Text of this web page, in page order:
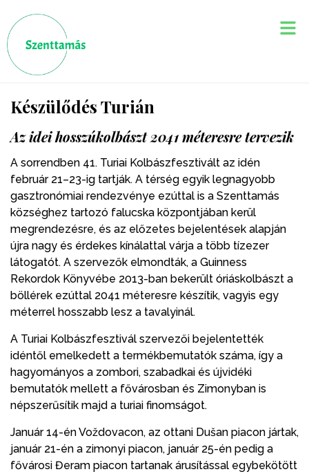
Készülődés Turián
Az idei hosszúkolbászt 2041 méteresre tervezik
A sorrendben 41. Turiai Kolbászfesztivált az idén
február 21–23-ig tartják. A térség egyik legnagyobb
gasztronómiai rendezvénye ezúttal is a Szenttamás
községhez tartozó falucska központjában kerül
megrendezésre, és az előzetes bejelentések alapján
újra nagy és érdekes kínálattal várja a több tízezer
látogatót. A szervezők elmondták, a Guinness
Rekordok Könyvébe 2013-ban bekerült óriáskolbászt a
böllérek ezúttal 2041 méteresre készítik, vagyis egy
méterrel hosszabb lesz a tavalyinál.
A Turiai Kolbászfesztivál szervezői bejelentették
idéntől emelkedett a termékbemutatók száma, így a
hagyományos a zombori, szabadkai és újvidéki
bemutatók mellett a fővárosban és Zimonyban is
népszerűsítik majd a turiai finomságot.
Január 14-én Voždovacon, az ottani Dušan piacon jártak,
január 21-én a zimonyi piacon, január 25-én pedig a
fővárosi Đeram piacon tartanak árusítással egybekötött